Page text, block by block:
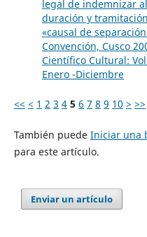
legal de indemnizar
duración y
«causal de
Convención, Cusco
Científico Cultural:
Enero -Diciembre
<< < 1 2 3 4 5 6 7 8 9 10 > >>
También puede Iniciar una
para este artículo.
Enviar un artículo